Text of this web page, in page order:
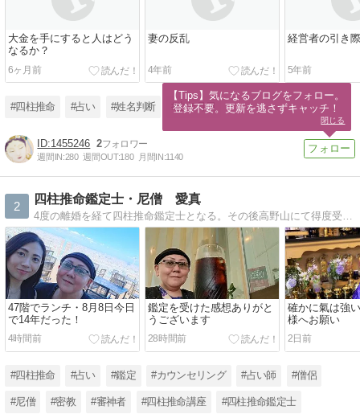
大金を手にすると人はどう
なるか？
6ヶ月前
妻の反乱
4年前
経営者の引き際
5年前
#四柱推命 #占い #姓名判断 #生年月日
1455246 2
週間IN:280 週間OUT:180 月間IN:1140
2
四柱推命鑑定士・尼僧 愛真
47階でランチ・8月8日今日
で14年だった！
4時間前
鑑定を受けた感想ありがと
うございます
28時間前
確かに氣は強
様へお願い
2日前
#四柱推命 #占い #鑑定 #カウンセリング #占い師 #僧侶
#尼僧 #密教 #審神者 #四柱推命講座 #四柱推命鑑定士
【Tips】気になるブログをフォロー。
登録不要。更新を逃さずキャッチ！
閉じる